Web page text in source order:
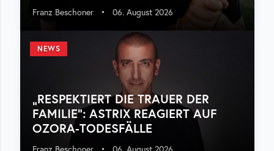
Franz Beschoner • 06. August 2026
NEWS
„RESPEKTIERT DIE TRAUER DER
FAMILIE“: ASTRIX REAGIERT AUF
OZORA-TODESFÄLLE